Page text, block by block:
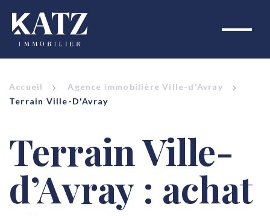
Accueil
Agence immobilière Ville-d'Avray
Terrain Ville-D'Avray
Terrain Ville-
d’Avray : achat